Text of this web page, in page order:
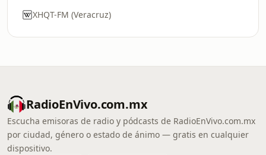
XHQT-FM (Veracruz)
RadioEnVivo.com.mx
Escucha emisoras de radio y pódcasts de RadioEnVivo.com.mx
por ciudad, género o estado de ánimo — gratis en cualquier
dispositivo.